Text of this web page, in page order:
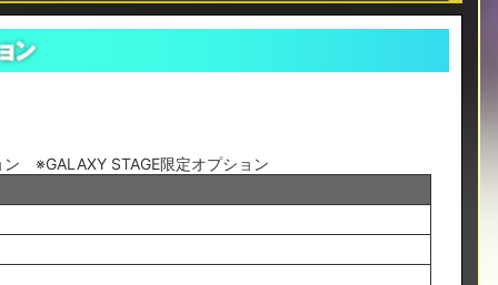
※GALAXY STAGE限定オプション